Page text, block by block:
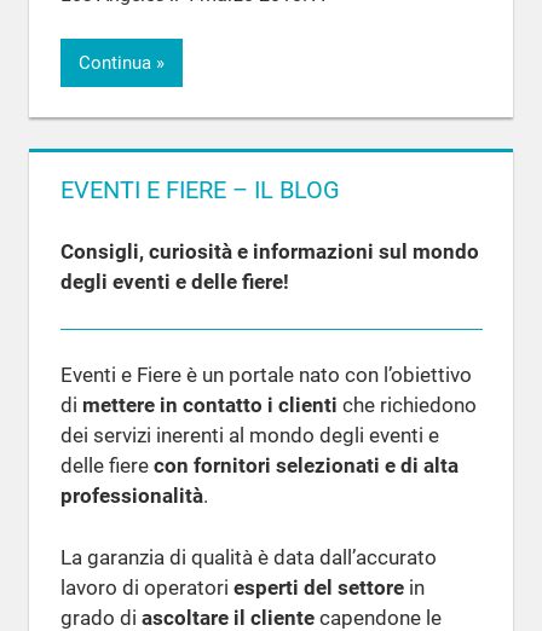
Continua
EVENTI E FIERE – IL BLOG
Consigli, curiosità e informazioni sul mondo
degli eventi e delle fiere!
Eventi e Fiere è un portale nato con l’obiettivo
di mettere in contatto i clienti che richiedono
dei servizi inerenti al mondo degli eventi e
delle fierecon fornitori selezionati e di alta
professionalità.
La garanzia di qualità è data dall’accurato
lavoro di operatori esperti del settorein
grado di ascoltare il clientecapendone le